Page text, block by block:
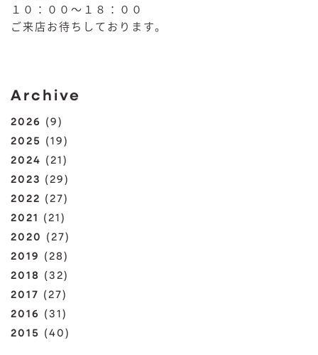
１０：００～１８：００
ご来店お待ちしております。
Archive
2026 (9)
2025 (19)
2024 (21)
2023 (29)
2022 (27)
2021 (21)
2020 (27)
2019 (28)
2018 (32)
2017 (27)
2016 (31)
2015 (40)